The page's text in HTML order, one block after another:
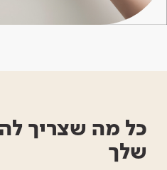
כל מה שצריך
שלך